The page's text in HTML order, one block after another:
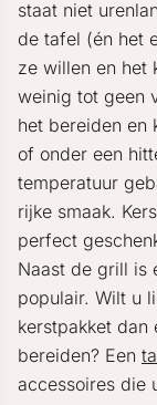
staat niet
de tafel (én het
ze willen en het
weinig tot geen
het bereiden en
of onder een
temperatuur
rijke smaak.
perfect
Naast de grill is
populair. Wilt u
kerstpakket dan
bereiden? Een
accessoires die